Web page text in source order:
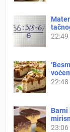
22:49
22:48
Barni
23:06